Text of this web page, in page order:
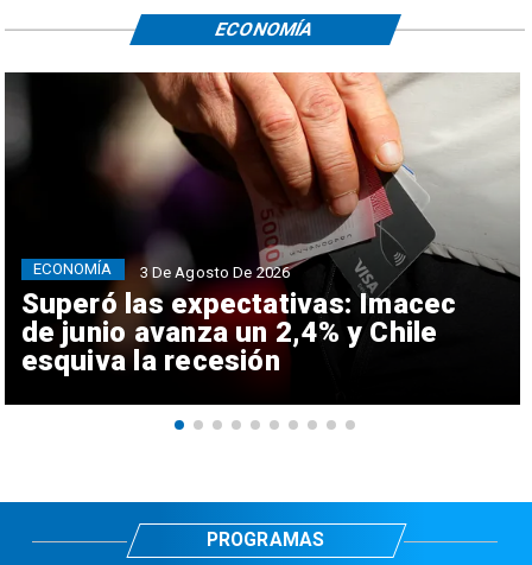
Superó las expectativas: Imacec
de junio avanza un 2,4% y Chile
esquiva la recesión
ECONOMÍA 3 De Agosto De 2026
ECONOMÍA
PROGRAMAS